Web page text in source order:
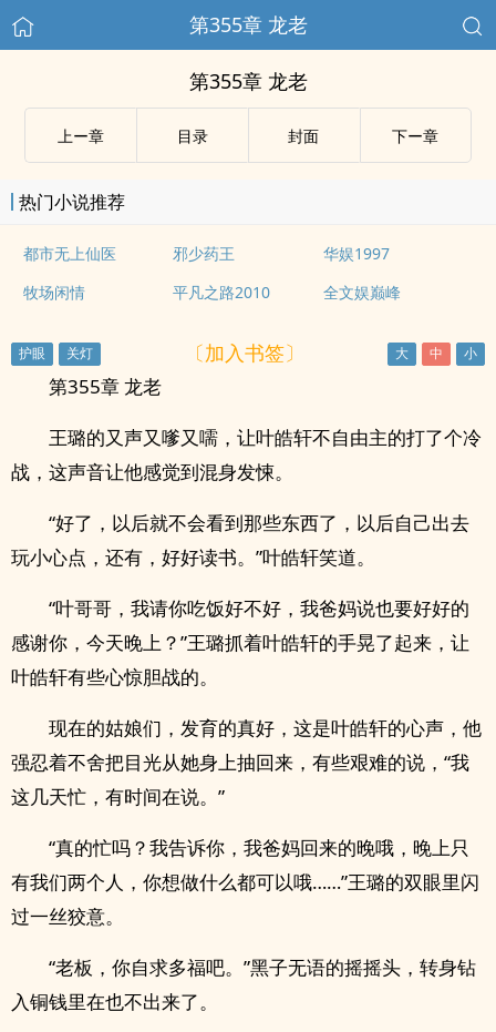
第355章 龙老
第355章 龙老
上ー章 目录 封面 下ー章
热门小说推荐
都市无上仙医 邪少药王
华娱1997
牧场闲情
平凡之路2010 全文娱巅峰
〔加入书签〕
第355章 龙老
王璐的又声又嗲又嚅，让叶皓轩不自由主的打了个冷
战，这声音让他感觉到混身发悚。
“好了，以后就不会看到那些东西了，以后自己出去
玩小心点，还有，好好读书。”叶皓轩笑道。
“叶哥哥，我请你吃饭好不好，我爸妈说也要好好的
感谢你，今天晚上？”王璐抓着叶皓轩的手晃了起来，让
叶皓轩有些心惊胆战的。
现在的姑娘们，发育的真好，这是叶皓轩的心声，他
强忍着不舍把目光从她身上抽回来，有些艰难的说，“我
这几天忙，有时间在说。”
“真的忙吗？我告诉你，我爸妈回来的晚哦，晚上只
有我们两个人，你想做什么都可以哦……”王璐的双眼里闪
过一丝狡意。
“老板，你自求多福吧。”黑子无语的摇摇头，转身钻
入铜钱里在也不出来了。